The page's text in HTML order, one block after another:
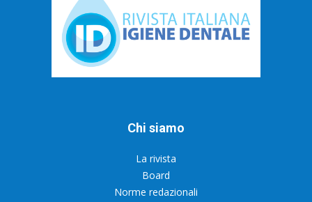
Chi siamo
La rivista
Board
Norme redazionali